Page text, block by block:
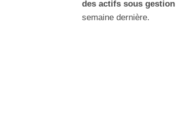
des actifs sous gestion
semaine dernière.